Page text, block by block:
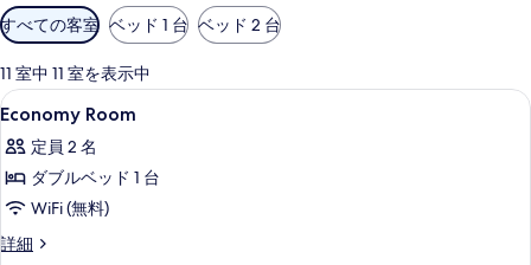
ラ
リ
ー
利
用
可
能
な
客
室
の
り
すべての客室 ベッド 1 台 ベッド 2 台
11 室中 11 室を表示中
Economy
Room
の
す
べ
て
羽毛の掛け布団、セーフティボック
8
Economy Room
定員 2 名
ダブルベッド 1 台
WiFi (無料)
詳細
Economy